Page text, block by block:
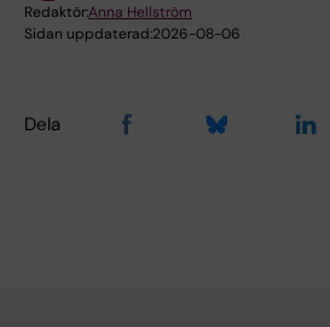
Redaktör:Anna Hellström
Sidan uppdaterad:2026-08-06
Dela